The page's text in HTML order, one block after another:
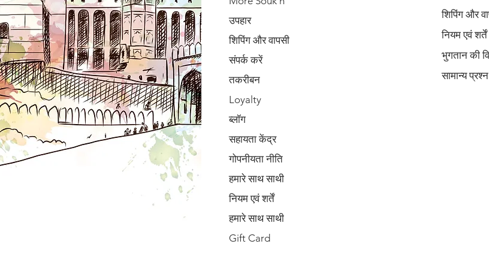
उपहार
शिपिंग और वापसी
संपर्क करें
तकरीबन
Loyalty
ब्लॉग
सहायता केंद्र
गोपनीयता नीति
हमारे साथ साथी
नियम एवं शर्तें
हमारे साथ साथी
Gift Card
शिपिंग और
नियम एवं शर्तें
भुगतान की
सामान्य प्रश्न